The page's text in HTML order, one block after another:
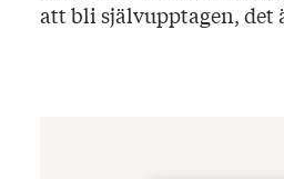
att bli självupptagen, det